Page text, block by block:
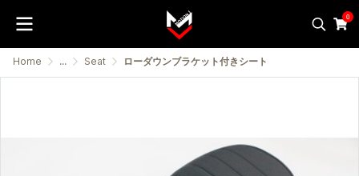
0
Home ... Seat ローダウンブラケット付きシート